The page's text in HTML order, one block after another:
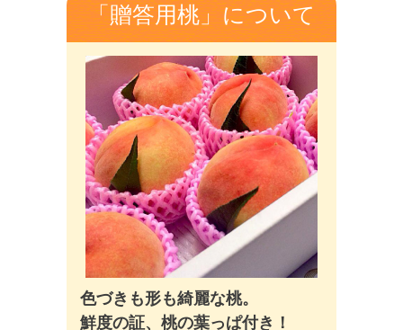
「贈答用桃」について
色づきも形も綺麗な桃。
鮮度の証、桃の葉っぱ付き！